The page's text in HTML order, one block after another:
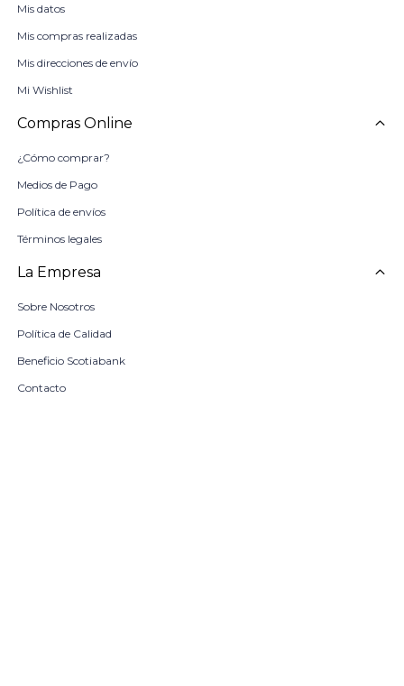
Mis datos
Mis compras realizadas
Mis direcciones de envío
Mi Wishlist
Compras Online
¿Cómo comprar?
Medios de Pago
Política de envíos
Términos legales
La Empresa
Sobre Nosotros
Política de Calidad
Beneficio Scotiabank
Contacto